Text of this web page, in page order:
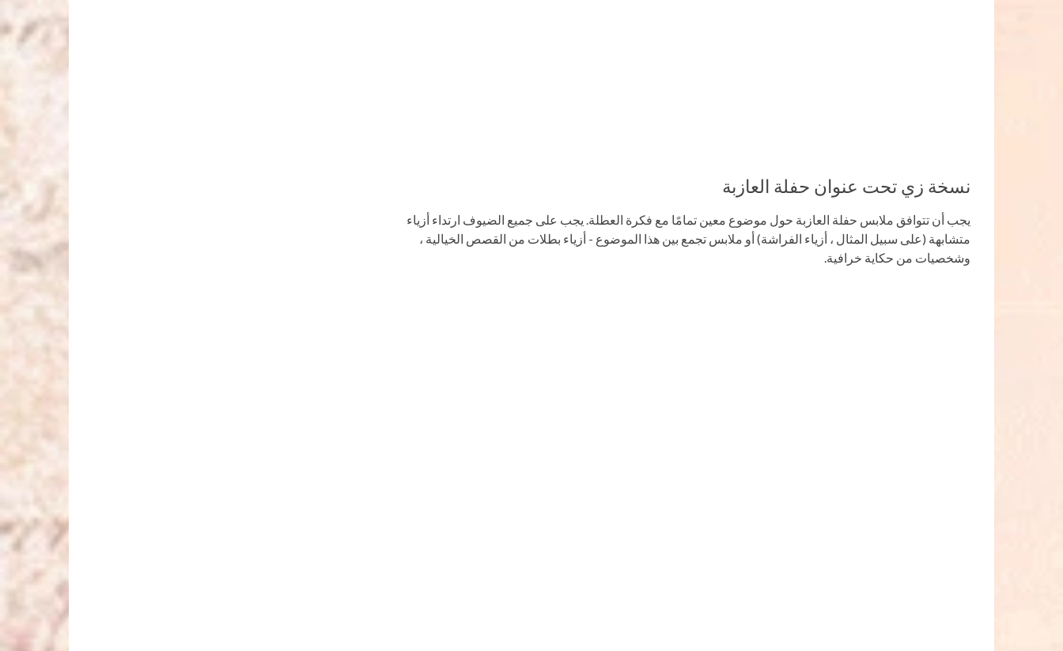
نسخة زي تحت عنوان حفلة العازبة
يجب أن تتوافق ملابس حفلة العازبة حول موضوع معين تمامًا مع فكرة العطلة. يجب على جميع الضيوف ارتداء أزياء
متشابهة (على سبيل المثال ، أزياء الفراشة) أو ملابس تجمع بين هذا الموضوع - أزياء بطلات من القصص الخيالية ،
وشخصيات من حكاية خرافية.